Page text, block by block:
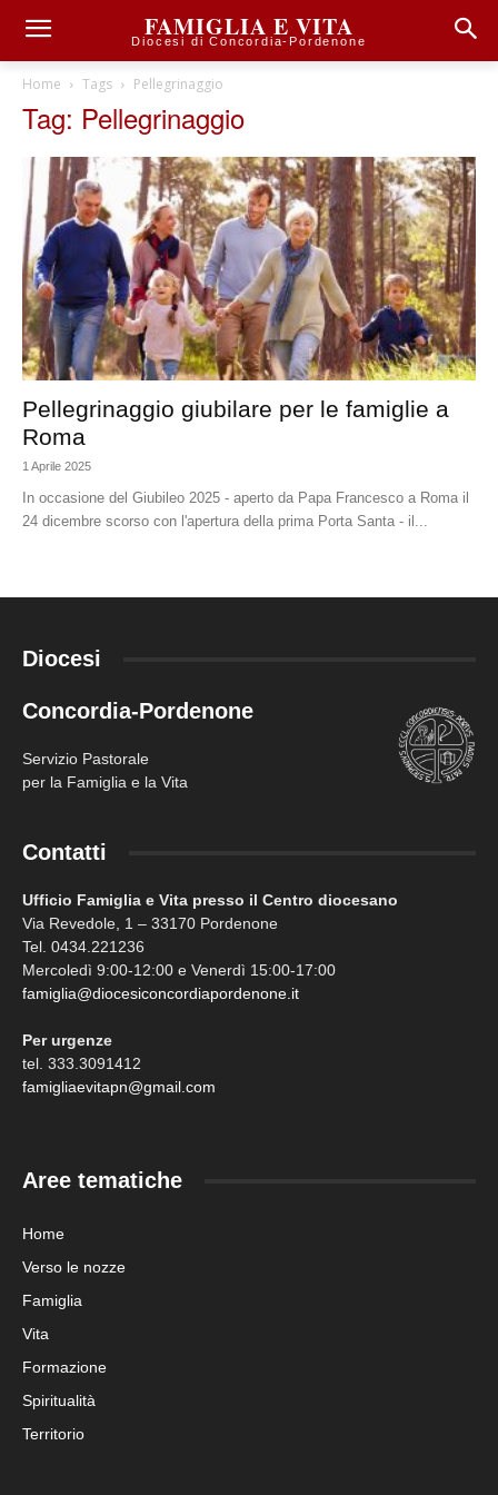
FAMIGLIA E VITA
Diocesi di Concordia-Pordenone
Home Tags Pellegrinaggio
Tag: Pellegrinaggio
Pellegrinaggio giubilare per le famiglie a
Roma
1 Aprile 2025
In occasione del Giubileo 2025 - aperto da Papa Francesco a Roma il
24 dicembre scorso con l'apertura della prima Porta Santa - il...
Diocesi
Concordia-Pordenone
Servizio Pastorale
per la Famiglia e la Vita
Contatti
Ufficio Famiglia e Vita presso il Centro diocesano
Via Revedole, 1 – 33170 Pordenone
Tel. 0434.221236
Mercoledì 9:00-12:00 e Venerdì 15:00-17:00
famiglia@diocesiconcordiapordenone.it
Per urgenze
tel. 333.3091412
famigliaevitapn@gmail.com
Aree tematiche
Home
Verso le nozze
Famiglia
Vita
Formazione
Spiritualità
Territorio